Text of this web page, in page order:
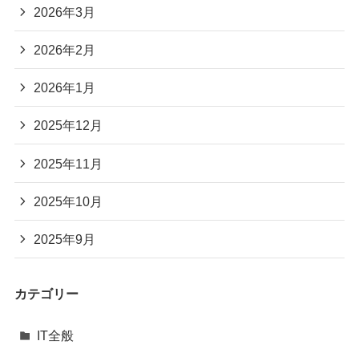
2026年3月
2026年2月
2026年1月
2025年12月
2025年11月
2025年10月
2025年9月
カテゴリー
IT全般